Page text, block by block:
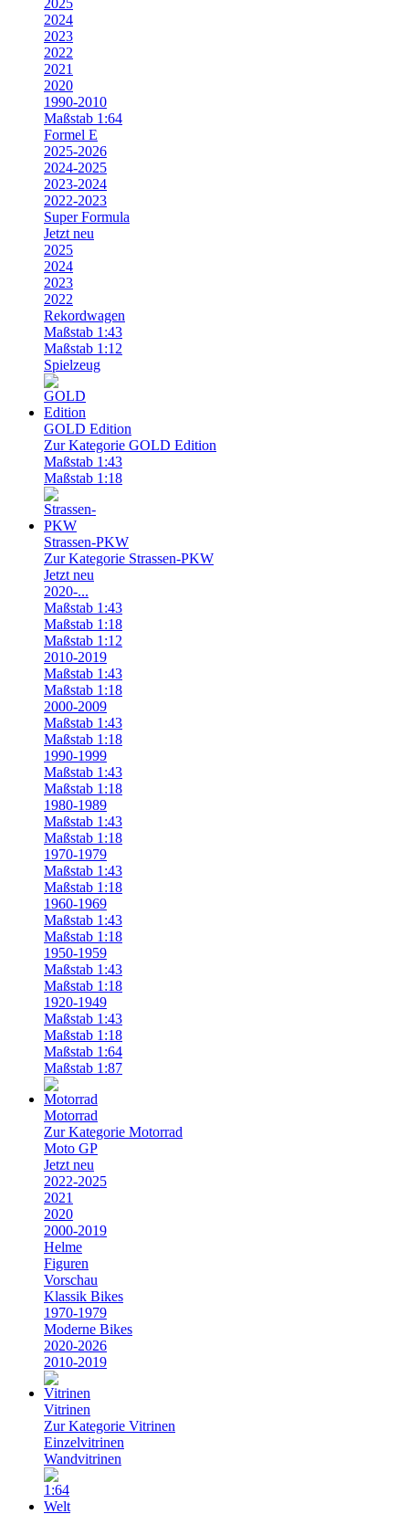
2025
2024
2023
2022
2021
2020
1990-2010
Maßstab 1:64
Formel E
2025-2026
2024-2025
2023-2024
2022-2023
Super Formula
Jetzt neu
2025
2024
2023
2022
Rekordwagen
Maßstab 1:43
Maßstab 1:12
Spielzeug
GOLD Edition
Zur Kategorie GOLD Edition
Maßstab 1:43
Maßstab 1:18
Strassen-PKW
Zur Kategorie Strassen-PKW
Jetzt neu
2020-...
Maßstab 1:43
Maßstab 1:18
Maßstab 1:12
2010-2019
Maßstab 1:43
Maßstab 1:18
2000-2009
Maßstab 1:43
Maßstab 1:18
1990-1999
Maßstab 1:43
Maßstab 1:18
1980-1989
Maßstab 1:43
Maßstab 1:18
1970-1979
Maßstab 1:43
Maßstab 1:18
1960-1969
Maßstab 1:43
Maßstab 1:18
1950-1959
Maßstab 1:43
Maßstab 1:18
1920-1949
Maßstab 1:43
Maßstab 1:18
Maßstab 1:64
Maßstab 1:87
Motorrad
Zur Kategorie Motorrad
Moto GP
Jetzt neu
2022-2025
2021
2020
2000-2019
Helme
Figuren
Vorschau
Klassik Bikes
1970-1979
Moderne Bikes
2020-2026
2010-2019
Vitrinen
Zur Kategorie Vitrinen
Einzelvitrinen
Wandvitrinen